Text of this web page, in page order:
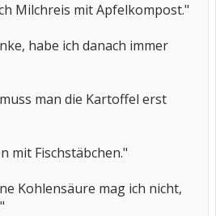
Milchreis mit Apfelkompost."
habe ich danach immer
man die Kartoffel erst
mit Fischstäbchen."
Kohlensäure mag ich nicht,